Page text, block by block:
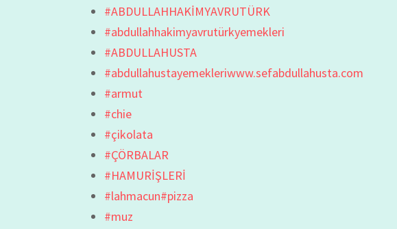
#ABDULLAHHAKİMYAVRUTÜRK
#abdullahhakimyavrutürkyemekleri
#ABDULLAHUSTA
#abdullahustayemekleriwww.sefabdullahusta.com
#armut
#chie
#çikolata
#ÇÖRBALAR
#HAMURİŞLERİ
#lahmacun#pizza
#muz